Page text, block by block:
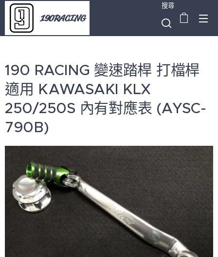
190RACING
搜尋
190 RACING 變速踏桿 打檔桿
適用 KAWASAKI KLX
250/250S 內有對應表 (AYSC-
790B)